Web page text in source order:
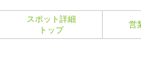
スポット詳細
トップ
営